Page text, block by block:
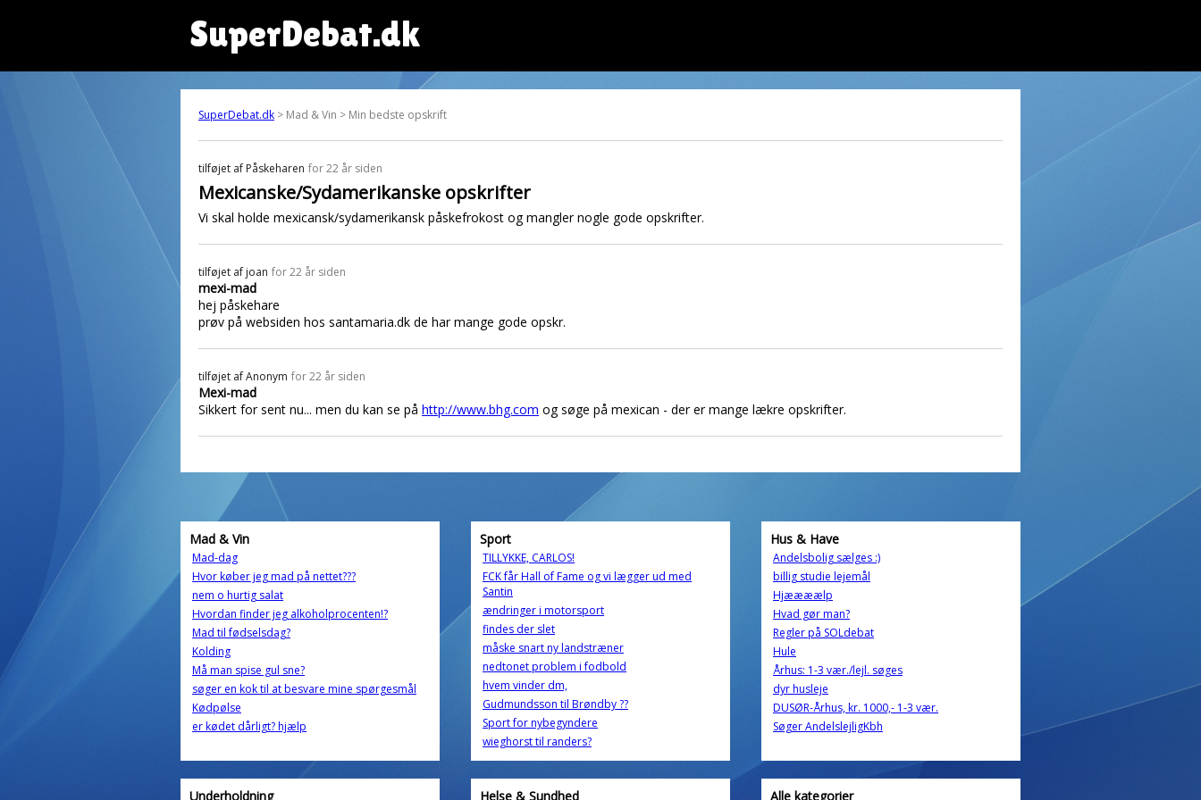
SuperDebat.dk
SuperDebat.dk > Mad & Vin > Min bedste opskrift
tilføjet af Påskeharen for 22 år siden
Mexicanske/Sydamerikanske opskrifter
Vi skal holde mexicansk/sydamerikansk påskefrokost og mangler nogle gode opskrifter.
tilføjet af joan for 22 år siden
mexi-mad
hej påskehare
prøv på websiden hos santamaria.dk de har mange gode opskr.
tilføjet afAnonym for 22 år siden
Mexi-mad
Sikkert for sent nu... men du kan se på http://www.bhg.com og søge på mexican - der er mange lækre opskrifter.
Mad & Vin
Mad-dag
Hvor køber jeg mad på nettet???
nem o hurtig salat
Hvordan finder jeg alkoholprocenten!?
Mad til fødselsdag?
Kolding
Må man spise gul sne?
søger en kok til at besvare mine spørgesmål
Kødpølse
er kødet dårligt? hjælp
Sport
TILLYKKE, CARLOS!
FCK får Hall of Fame og vi lægger ud med
Santin
ændringer i motorsport
findes der slet
måske snart ny landstræner
nedtonet problem i fodbold
hvem vinder dm,
Gudmundsson til Brøndby ??
Sport for nybegyndere
wieghorst til randers?
Hus & Have
Andelsbolig sælges :)
billig studie lejemål
Hjæææælp
Hvad gør man?
Regler på SOLdebat
Hule
Århus: 1-3 vær./lejl. søges
dyr husleje
DUSØR-Århus, kr. 1000,- 1-3 vær.
Søger AndelslejligKbh
Underholdning Helse & Sundhed Alle kategorier